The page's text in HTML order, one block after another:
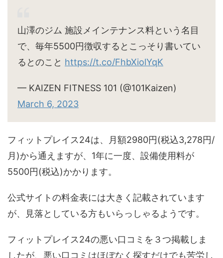
山澤のジム 施設メインテナンス料という名目
で、毎年5500円徴収するとこっそり書いてい
るとのこと https://t.co/FhbXiolYqK
— KAIZEN FITNESS 101 (@101Kaizen)
March 6, 2023
フィットプレイス24は、月額2980円(税込3,278円/
月)から通えますが、1年に一度、設備使用料が
5500円(税込)かかります。
公式サイトの料金表には大きく記載されています
が、見落としている方もいらっしゃるようです。
フィットプレイス24の悪い口コミを３つ掲載しま
したが、悪い口コミはほぼなく探すだけでも苦労し